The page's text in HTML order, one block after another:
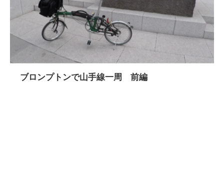
ブロンプトンで山手線一周 前編